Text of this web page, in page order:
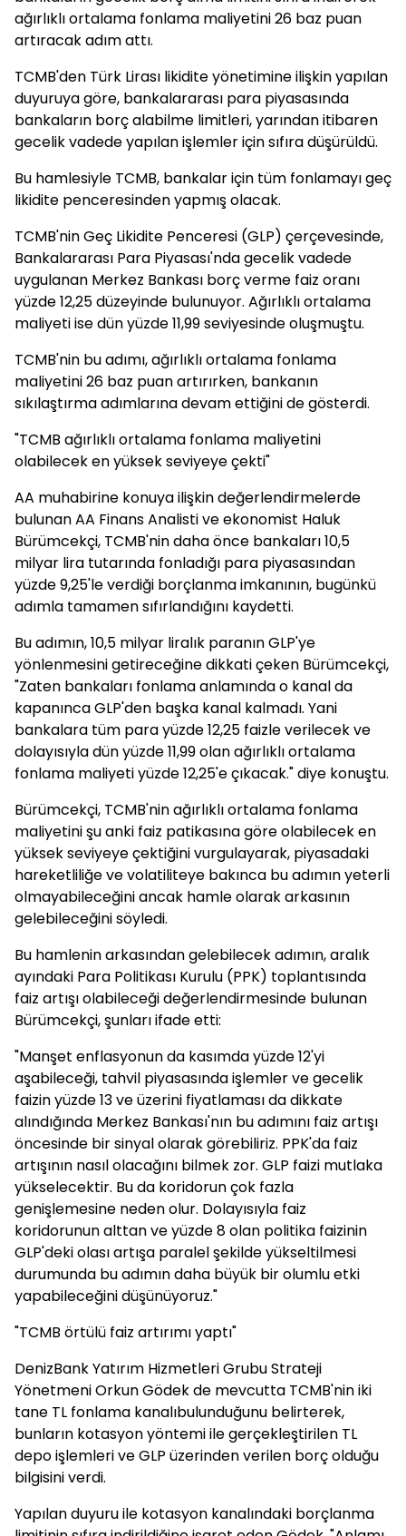
ağırlıklı ortalama fonlama maliyetini 26 baz puan
artıracak adım attı.
TCMB'den Türk Lirası likidite yönetimine ilişkin yapılan
duyuruya göre, bankalararası para piyasasında
bankaların borç alabilme limitleri, yarından itibaren
gecelik vadede yapılan işlemler için sıfıra düşürüldü.
Bu hamlesiyle TCMB, bankalar için tüm fonlamayı geç
likidite penceresinden yapmış olacak.
TCMB'nin Geç Likidite Penceresi (GLP) çerçevesinde,
Bankalararası Para Piyasası'nda gecelik vadede
uygulanan Merkez Bankası borç verme faiz oranı
yüzde 12,25 düzeyinde bulunuyor. Ağırlıklı ortalama
maliyeti ise dün yüzde 11,99 seviyesinde oluşmuştu.
TCMB'nin bu adımı, ağırlıklı ortalama fonlama
maliyetini 26 baz puan artırırken, bankanın
sıkılaştırma adımlarına devam ettiğini de gösterdi.
"TCMB ağırlıklı ortalama fonlama maliyetini
olabilecek en yüksek seviyeye çekti"
AA muhabirine konuya ilişkin değerlendirmelerde
bulunan AA Finans Analisti ve ekonomist Haluk
Bürümcekçi, TCMB'nin daha önce bankaları 10,5
milyar lira tutarında fonladığı para piyasasından
yüzde 9,25'le verdiği borçlanma imkanının, bugünkü
adımla tamamen sıfırlandığını kaydetti.
Bu adımın, 10,5 milyar liralık paranın GLP'ye
yönlenmesini getireceğine dikkati çeken Bürümcekçi,
"Zaten bankaları fonlama anlamında o kanal da
kapanınca GLP'den başka kanal kalmadı. Yani
bankalara tüm para yüzde 12,25 faizle verilecek ve
dolayısıyla dün yüzde 11,99 olan ağırlıklı ortalama
fonlama maliyeti yüzde 12,25'e çıkacak." diye konuştu.
Bürümcekçi, TCMB'nin ağırlıklı ortalama fonlama
maliyetini şu anki faiz patikasına göre olabilecek en
yüksek seviyeye çektiğini vurgulayarak, piyasadaki
hareketliliğe ve volatiliteye bakınca bu adımın yeterli
olmayabileceğini ancak hamle olarak arkasının
gelebileceğini söyledi.
Bu hamlenin arkasından gelebilecek adımın, aralık
ayındaki Para Politikası Kurulu (PPK) toplantısında
faiz artışı olabileceği değerlendirmesinde bulunan
Bürümcekçi, şunları ifade etti:
"Manşet enflasyonun da kasımda yüzde 12'yi
aşabileceği, tahvil piyasasında işlemler ve gecelik
faizin yüzde 13 ve üzerini fiyatlaması da dikkate
alındığında Merkez Bankası'nın bu adımını faiz artışı
öncesinde bir sinyal olarak görebiliriz. PPK'da faiz
artışının nasıl olacağını bilmek zor. GLP faizi mutlaka
yükselecektir. Bu da koridorun çok fazla
genişlemesine neden olur. Dolayısıyla faiz
koridorunun alttan ve yüzde 8 olan politika faizinin
GLP'deki olası artışa paralel şekilde yükseltilmesi
durumunda bu adımın daha büyük bir olumlu etki
yapabileceğini düşünüyoruz."
"TCMB örtülü faiz artırımı yaptı"
DenizBank Yatırım Hizmetleri Grubu Strateji
Yönetmeni Orkun Gödek de mevcutta TCMB'nin iki
tane TL fonlama kanalıbulunduğunu belirterek,
bunların kotasyon yöntemi ile gerçekleştirilen TL
depo işlemleri ve GLP üzerinden verilen borç olduğu
bilgisini verdi.
Yapılan duyuru ile kotasyon kanalındaki borçlanma